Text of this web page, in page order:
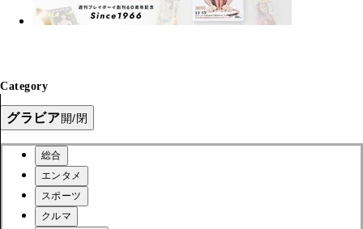
Category
グラビア開/閉
総合
エンタメ
スポーツ
クルマ